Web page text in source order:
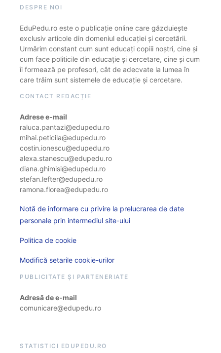
DESPRE NOI
EduPedu.ro este o publicație online care găzduiește
exclusiv articole din domeniul educației și cercetării.
Urmărim constant cum sunt educați copiii noștri, cine și
cum face politicile din educație și cercetare, cine și cum
îi formează pe profesori, cât de adecvate la lumea în
care trăim sunt sistemele de educație și cercetare.
CONTACT REDACȚIE
Adrese e-mail
raluca.pantazi@edupedu.ro
mihai.peticila@edupedu.ro
costin.ionescu@edupedu.ro
alexa.stanescu@edupedu.ro
diana.ghimisi@edupedu.ro
stefan.lefter@edupedu.ro
ramona.florea@edupedu.ro
Notă de informare cu privire la prelucrarea de date
personale prin intermediul site-ului
Politica de cookie
Modifică setarile cookie-urilor
PUBLICITATE ȘI PARTENERIATE
Adresă de e-mail
comunicare@edupedu.ro
STATISTICI EDUPEDU.RO